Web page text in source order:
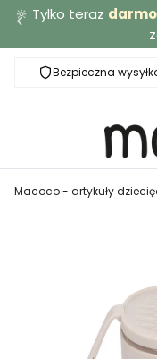
🔆 Tylko teraz
Bezpieczna
Macoco - artykuły